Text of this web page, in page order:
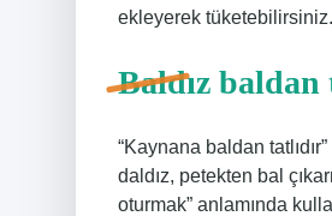
ekleyerek tüketebilirsiniz.
Baldız baldan
“Kaynana baldan
daldız, petekten bal
oturmak” anlamında